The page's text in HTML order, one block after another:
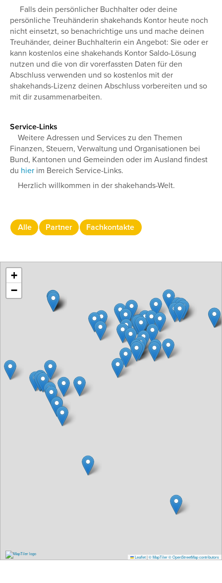
Falls dein persönlicher Buchhalter oder deine
persönliche Treuhänderin shakehands Kontor heute noch
nicht einsetzt, so benachrichtige uns und mache deinen
Treuhänder, deiner Buchhalterin ein Angebot: Sie oder er
kann kostenlos eine shakehands Kontor Saldo-Lösung
nutzen und die von dir vorerfassten Daten für den
Abschluss verwenden und so kostenlos mit der
shakehands-Lizenz deinen Abschluss vorbereiten und so
mit dir zusammenarbeiten.
Service-Links
Weitere Adressen und Services zu den Themen
Finanzen, Steuern, Verwaltung und Organisationen bei
Bund, Kantonen und Gemeinden oder im Ausland findest
du hier im Bereich Service-Links.
Herzlich willkommen in der shakehands-Welt.
Alle Partner Fachkontakte
+
−
Leaflet|© MapTiler© OpenStreetMap contributors